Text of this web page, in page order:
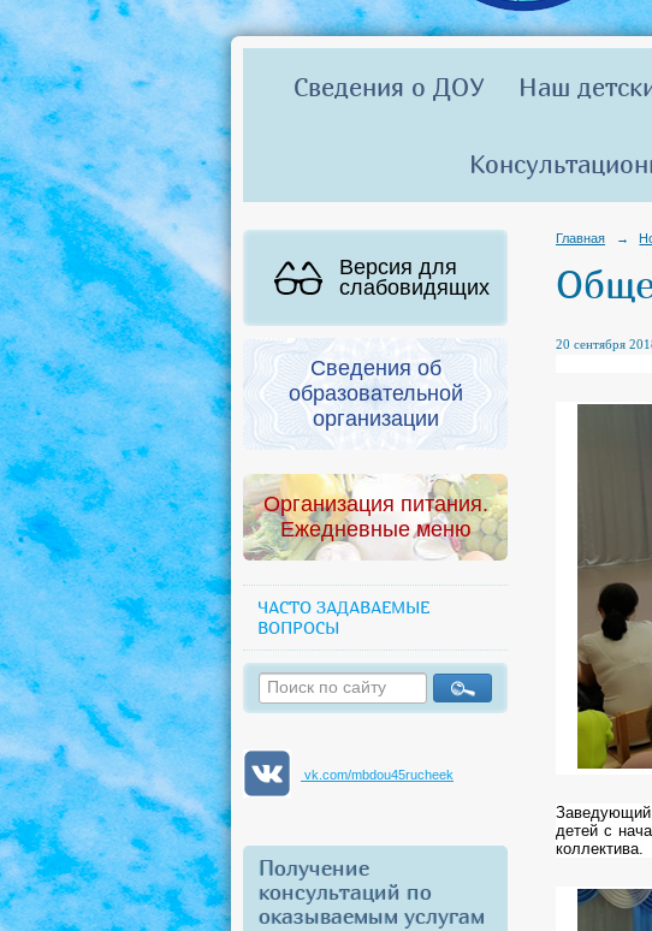
Сведения о ДОУ Наш
Версия для
слабовидящих
Сведения об
образовательной
организации
Организация питания.
Ежедневные меню
ЧАСТО ЗАДАВАЕМЫЕ
ВОПРОСЫ
vk.com/mbdou45rucheek
Получение
консультаций по
оказываемым услугам
Главная →
20 сентября
Заведующий
детей с
коллектива.